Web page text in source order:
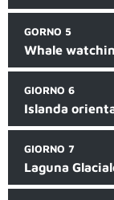
GORNO 5
Whale
GIORNO 6
Islanda
GIORNO 7
Laguna